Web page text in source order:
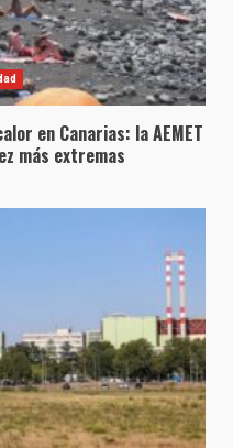
en Canarias: la AEMET
más extremas